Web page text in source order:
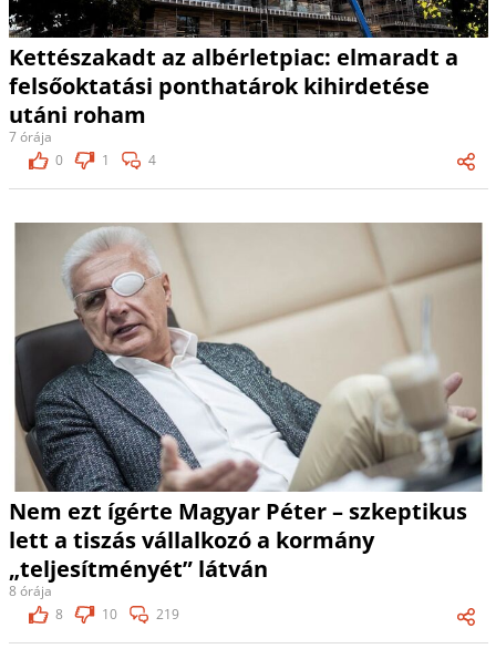
Kettészakadt az albérletpiac: elmaradt a
felsőoktatási ponthatárok kihirdetése
utáni roham
7 órája
0
1 4
Nem ezt ígérte Magyar Péter – szkeptikus
lett a tiszás vállalkozó a kormány
„teljesítményét” látván
8 órája
8
10 219